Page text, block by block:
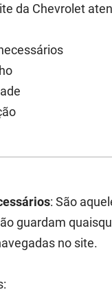
da Chevrolet
: São
guardam
no site.